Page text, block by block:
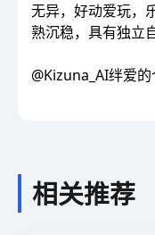
无异，好动爱玩，
熟沉稳，具有独立
@Kizuna_AI绊爱
相关推荐